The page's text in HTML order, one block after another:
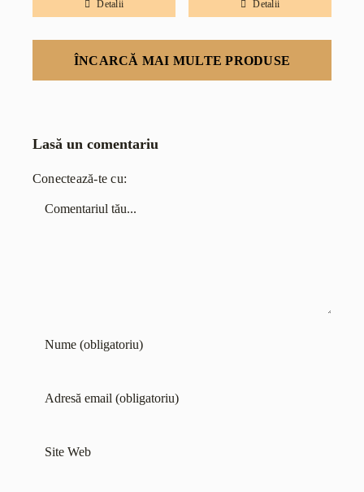
Detalii Detalii
ÎNCARCĂ MAI MULTE PRODUSE
Lasă un comentariu
Conectează-te cu:
Comentariu